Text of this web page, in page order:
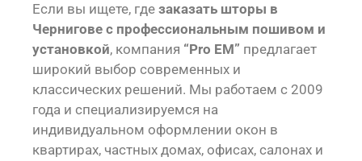
Если вы ищете, где заказать шторы в
Чернигове с профессиональным пошивом и
установкой, компания “Pro EM” предлагает
широкий выбор современных и
классических решений. Мы работаем с 2009
года и специализируемся на
индивидуальном оформлении окон в
квартирах, частных домах, офисах, салонах и